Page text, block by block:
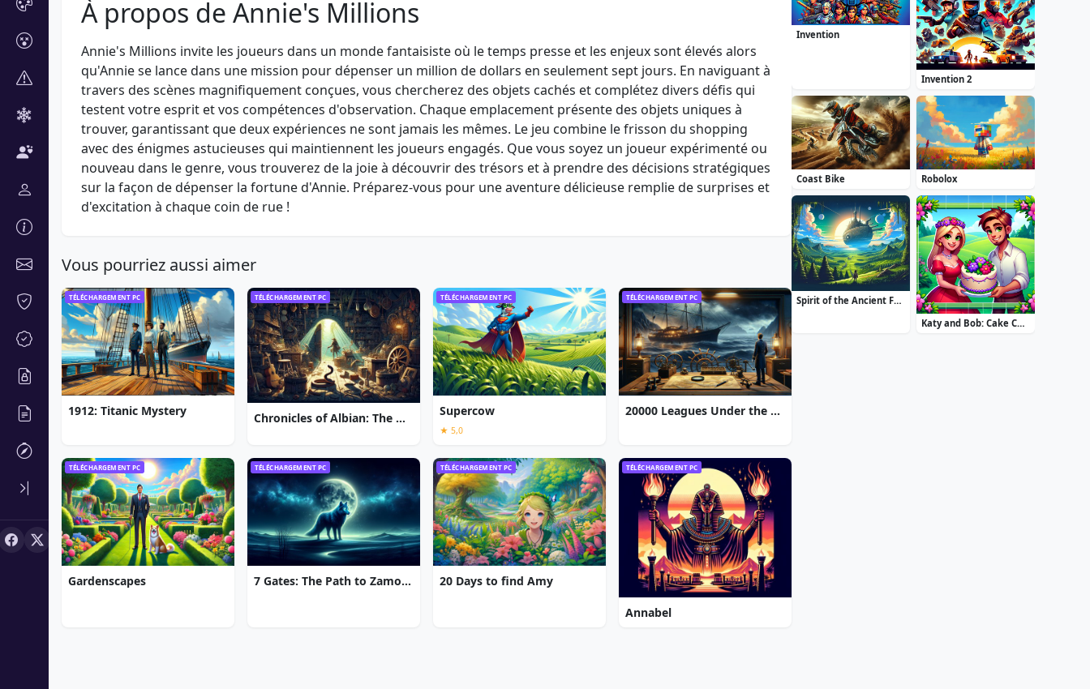
À propos de Annie's Millions
Annie's Millions invite les joueurs dans un monde fantaisiste où le temps presse et les enjeux sont élevés alors
qu'Annie se lance dans une mission pour dépenser un million de dollars en seulement sept jours. En naviguant à
travers des scènes magnifiquement conçues, vous chercherez des objets cachés et complétez divers défis qui
testent votre esprit et vos compétences d'observation. Chaque emplacement présente des objets uniques à
trouver, garantissant que deux expériences ne sont jamais les mêmes. Le jeu combine le frisson du shopping
avec des énigmes astucieuses qui maintiennent les joueurs engagés. Que vous soyez un joueur expérimenté ou
nouveau dans le genre, vous trouverez de la joie à découvrir des trésors et à prendre des décisions stratégiques
sur la façon de dépenser la fortune d'Annie. Préparez-vous pour une aventure délicieuse remplie de surprises et
d'excitation à chaque coin de rue !
Vous pourriez aussi aimer
TÉLÉCHARGEMENT PC
1912: Titanic Mystery
TÉLÉCHARGEMENT PC
Chronicles of Albian: The Magic Convention
TÉLÉCHARGEMENT PC
Supercow
★ 5,0
TÉLÉCHARGEMENT PC
20000 Leagues Under the Sea: Captain Nemo
TÉLÉCHARGEMENT PC
Gardenscapes
TÉLÉCHARGEMENT PC
7 Gates: The Path to Zamolxes
TÉLÉCHARGEMENT PC
20 Days to find Amy
TÉLÉCHARGEMENT PC
Annabel
Invention
Invention 2
Coast Bike Robolox
Spirit of the Ancient Forest
Katy and Bob: Cake Cafe